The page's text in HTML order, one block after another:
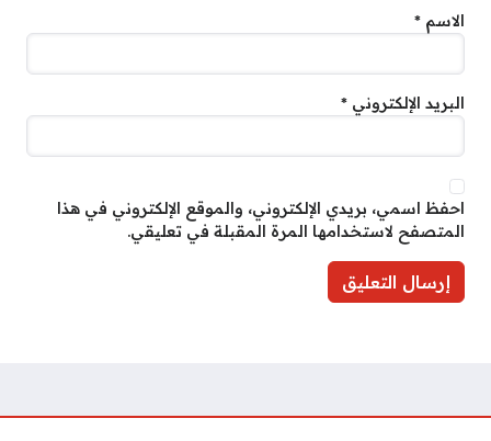
الاسم *
البريد الإلكتروني *
احفظ اسمي، بريدي الإلكتروني، والموقع الإلكتروني في هذا
المتصفح لاستخدامها المرة المقبلة في تعليقي.